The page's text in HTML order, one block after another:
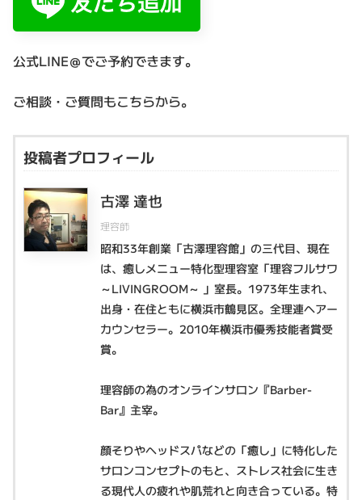
公式LINE＠でご予約できます。
ご相談・ご質問もこちらから。
投稿者プロフィール
古澤 達也
理容師
昭和33年創業「古澤理容館」の三代目、現在
は、癒しメニュー特化型理容室「理容フルサワ
～LIVINGROOM～ 」室長。1973年生まれ、
出身・在住ともに横浜市鶴見区。全理連ヘアー
カウンセラー。2010年横浜市優秀技能者賞受
賞。
理容師の為のオンラインサロン『Barber-
Bar』主宰。
顔そりやヘッドスパなどの「癒し」に特化した
サロンコンセプトのもと、ストレス社会に生き
る現代人の疲れや肌荒れと向き合っている。特